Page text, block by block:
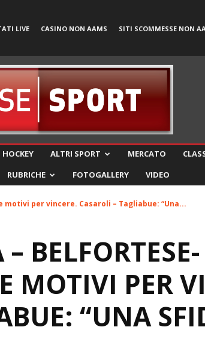
LIVE CASINO NON AAMS SITI SCOMMESSE NON
HOCKEY ALTRI SPORT MERCATO
RUBRICHE FOTOGALLERY VIDEO
per vincere. Casaroli – Tagliabue: “Una...
BELFORTESE-
MOTIVI PER
“UNA